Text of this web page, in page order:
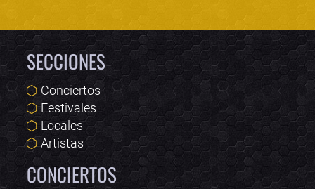
SECCIONES
Conciertos
Festivales
Locales
Artistas
CONCIERTOS